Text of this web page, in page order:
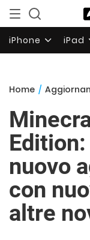
iPhone iPad
Home /
nuovo
con
altre